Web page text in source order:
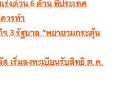
ร่งด่วน 6 ด้าน ที่ประเทศ
วรทำ
3 รัฐบาล “พยายามกระตุ้น
เริ่มลงทะเบียนรับสิทธิ ต.ค.